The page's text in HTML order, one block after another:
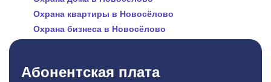
Охрана квартиры в Новосёлово
Охрана бизнеса в Новосёлово
Абонентская плата